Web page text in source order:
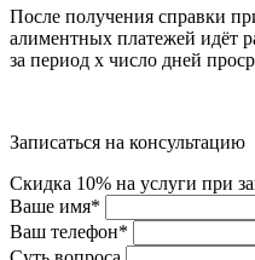
После получения справки
алиментных платежей идёт
за период х число дней
Записаться на консультацию
Скидка 10% на услуги при
Ваше имя*
Ваш телефон*